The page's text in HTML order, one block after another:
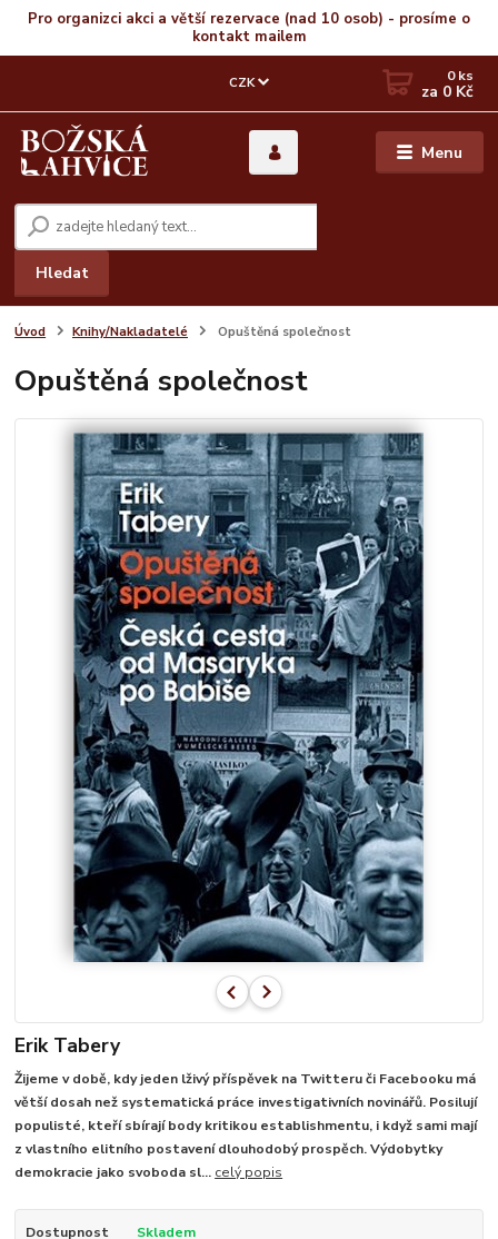
Pro organizci akci a větší rezervace (nad 10 osob) - prosíme o
kontakt mailem
Menu
CZK
Hledat
0ks
za 0 Kč
Úvod Knihy/Nakladatelé Opuštěná společnost
Opuštěná společnost
Erik Tabery
Žijeme v době, kdy jeden lživý příspěvek na Twitteru či Facebooku má
větší dosah než systematická práce investigativních novinářů. Posilují
populisté, kteří sbírají body kritikou establishmentu, i když sami mají
z vlastního elitního postavení dlouhodobý prospěch. Výdobytky
demokracie jako svoboda sl... celý popis
Dostupnost Skladem